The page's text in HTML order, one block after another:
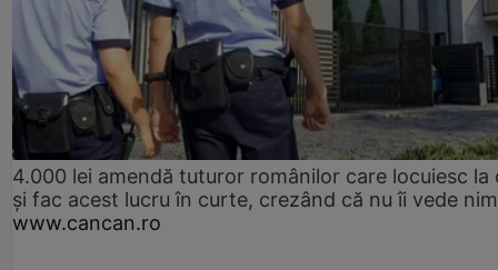
4.000 lei amendă tuturor românilor care locuiesc la
și fac acest lucru în curte, crezând că nu îi vede
www.cancan.ro